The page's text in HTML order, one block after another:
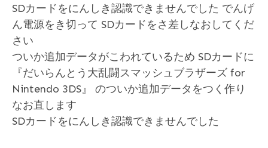
SDカードをにんしき認識できませんでした でんげ
ん電源をき切って SDカードをさ差しなおしてくだ
さい
ついか追加データがこわれているため SDカードに
『だいらんとう大乱闘スマッシュブラザーズ for
Nintendo 3DS』 のついか追加データをつく作り
なお直します
SDカードをにんしき認識できませんでした